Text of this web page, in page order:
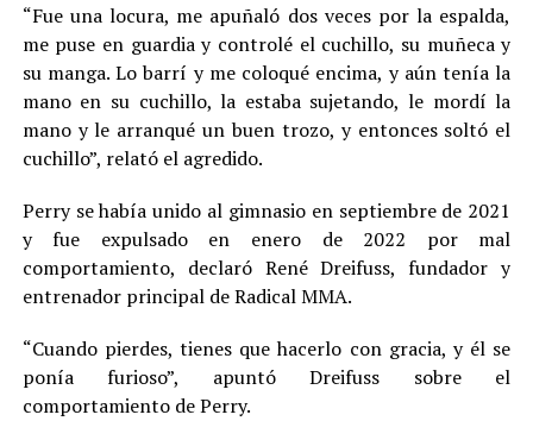
“Fue una locura, me apuñaló dos veces por la espalda,
me puse en guardia y controlé el cuchillo, su muñeca y
su manga. Lo barrí y me coloqué encima, y ​​aún tenía la
mano en su cuchillo, la estaba sujetando, le mordí la
mano y le arranqué un buen trozo, y entonces soltó el
cuchillo”, relató el agredido.
Perry se había unido al gimnasio en septiembre de 2021
y fue expulsado en enero de 2022 por mal
comportamiento, declaró René Dreifuss, fundador y
entrenador principal de Radical MMA.
“Cuando pierdes, tienes que hacerlo con gracia, y él se
ponía furioso”, apuntó Dreifuss sobre el
comportamiento de Perry.